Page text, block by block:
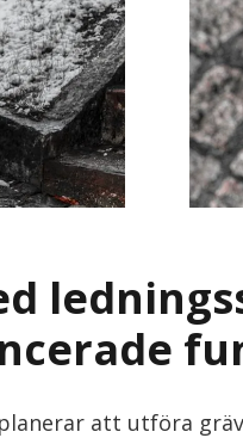
att utföra